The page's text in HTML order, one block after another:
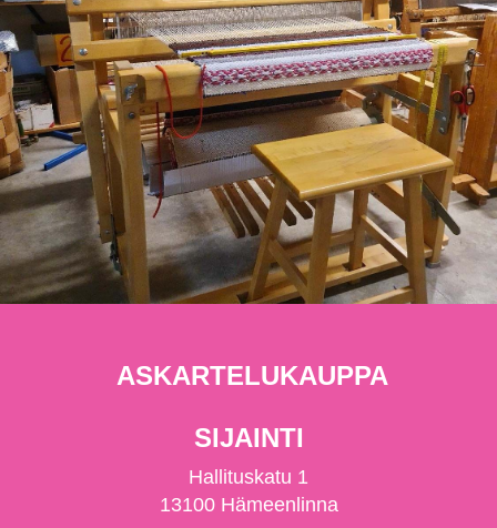
ASKARTELUKAUPPA
SIJAINTI
Hallituskatu 1
13100 Hämeenlinna